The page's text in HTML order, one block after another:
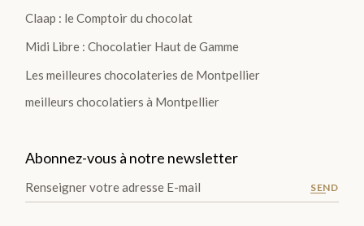
Claap : le Comptoir du chocolat
Midi Libre : Chocolatier Haut de Gamme
Les meilleures chocolateries de Montpellier
meilleurs chocolatiers à Montpellier
Abonnez-vous à notre newsletter
SEND